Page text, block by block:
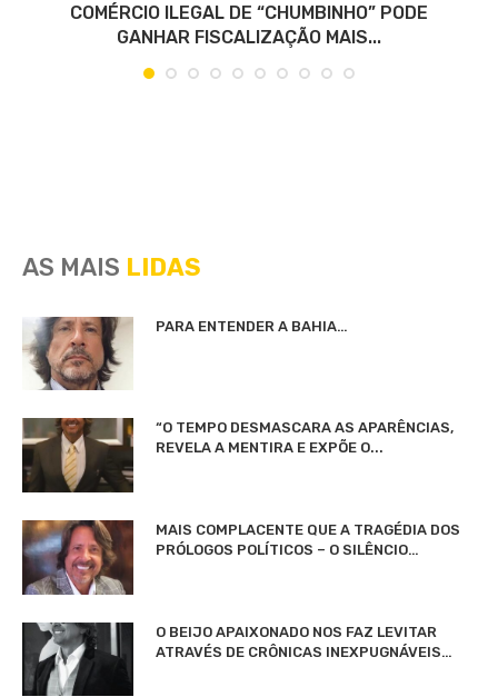
COMÉRCIO ILEGAL DE “CHUMBINHO” PODE
GANHAR FISCALIZAÇÃO MAIS...
AS MAIS LIDAS
PARA ENTENDER A BAHIA…
“O TEMPO DESMASCARA AS APARÊNCIAS,
REVELA A MENTIRA E EXPÕE O...
MAIS COMPLACENTE QUE A TRAGÉDIA DOS
PRÓLOGOS POLÍTICOS – O SILÊNCIO…
O BEIJO APAIXONADO NOS FAZ LEVITAR
ATRAVÉS DE CRÔNICAS INEXPUGNÁVEIS…